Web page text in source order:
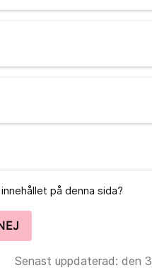
på denna sida?
Senast uppdaterad: den